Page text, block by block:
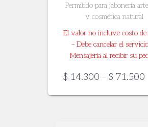
Permitido para jabonería
y cosmética natural
El valor no incluye costo
– Debe cancelar el
Mensajería al recibir su
$ 14.300 – $ 71.500